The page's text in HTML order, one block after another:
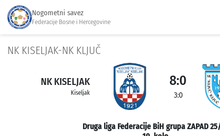
Nogometni savez
Federacije Bosne i Hercegovine
NK KISELJAK-NK KLJUČ
NK KISELJAK
Kiseljak
8:0
3:0
Druga liga Federacije BiH grupa ZAPAD